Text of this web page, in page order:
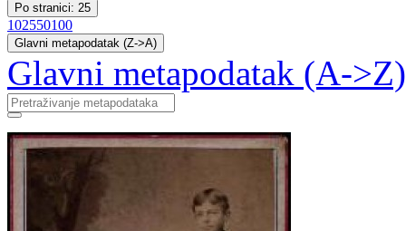
Po stranici: 25
102550100
Glavni metapodatak (Z->A)
Glavni metapodatak (A->Z)